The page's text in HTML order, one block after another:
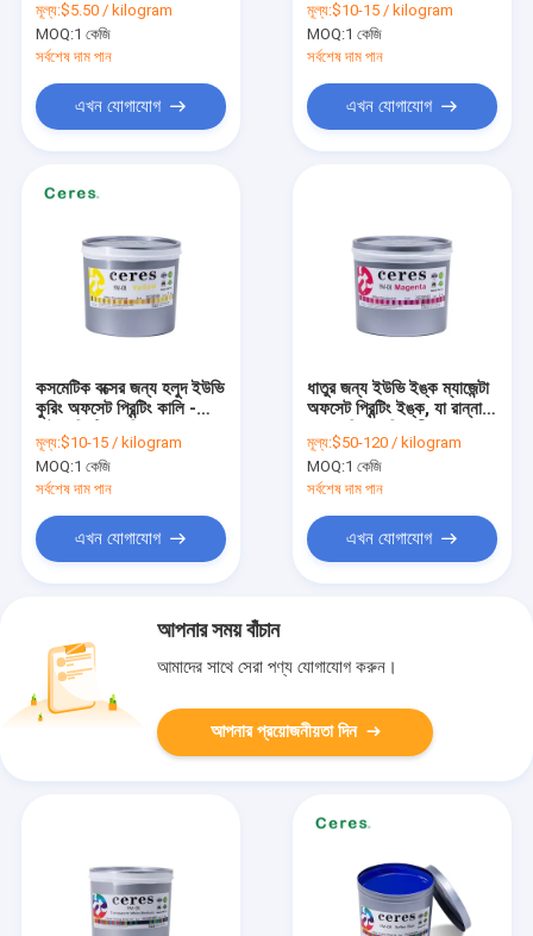
জন্য
মূল্য:$5.50 / kilogram
MOQ:1 কেজি
সর্বশেষ দাম পান
এখন যোগাযোগ
মূল্য:$10-15 / kilogram
MOQ:1 কেজি
সর্বশেষ দাম পান
এখন যোগাযোগ
কসমেটিক বক্সের জন্য হলুদ ইউভি
কুরিং অফসেট প্রিন্টিং কালি -
মূল্য:$10-15 / kilogram
MOQ:1 কেজি
সর্বশেষ দাম পান
এখন যোগাযোগ
ধাতুর জন্য ইউভি ইঙ্ক ম্যাজেন্টা
অফসেট প্রিন্টিং ইঙ্ক, যা রান্না
মূল্য:$50-120 / kilogram
MOQ:1 কেজি
সর্বশেষ দাম পান
এখন যোগাযোগ
আপনার সময় বাঁচান
আমাদের সাথে সেরা পণ্য যোগাযোগ করুন।
আপনার প্রয়োজনীয়তা দিন